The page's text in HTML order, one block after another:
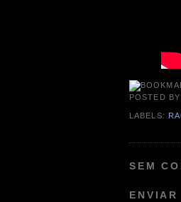
POSTED
LABELS:
SEM